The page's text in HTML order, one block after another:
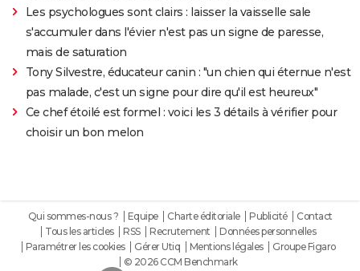
Les psychologues sont clairs : laisser la vaisselle sale
s'accumuler dans l'évier n'est pas un signe de paresse,
mais de saturation
Tony Silvestre, éducateur canin : "un chien qui éternue n'est
pas malade, c'est un signe pour dire qu'il est heureux"
Ce chef étoilé est formel : voici les 3 détails à vérifier pour
choisir un bon melon
Qui sommes-nous ? Equipe Charte éditoriale Publicité
Contact
Tous les articles
RSS Recrutement
Données personnelles
Paramétrer les cookies
Gérer Utiq Mentions légales
Groupe Figaro
© 2026 CCM Benchmark